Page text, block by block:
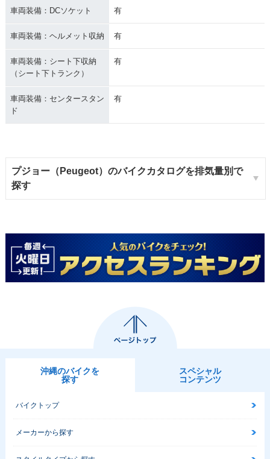
車両装備：DCソケット 有
車両装備：ヘルメット収納 有
車両装備：シート下収納
（シート下トランク）
有
車両装備：センタースタン
ド
有
プジョー（Peugeot）のバイクカタログを排気量別で
探す
沖縄のバイクを
探す
スペシャル
コンテンツ
バイクトップ
メーカーから探す